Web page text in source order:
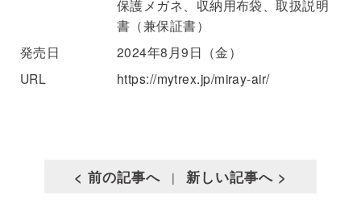
保護メガネ、収納用布袋、取扱説明
書（兼保証書）
発売日
2024年8月9日（金）
URL
https://mytrex.jp/miray-air/
< 前の記事へ | 新しい記事へ >